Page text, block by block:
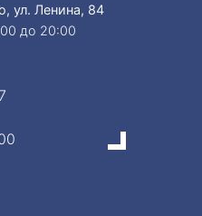
ул. Ленина, 84
до 20:00